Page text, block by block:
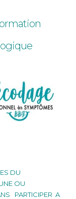
DU
OU
PARTICIPER A